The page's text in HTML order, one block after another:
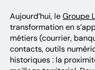
Aujourd’hui, leGroupe
transformation en
métiers (courrier,
contacts, outils
historiques : la